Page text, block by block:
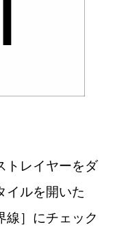
トレイヤーをダ
イルを開いた
線］にチェック